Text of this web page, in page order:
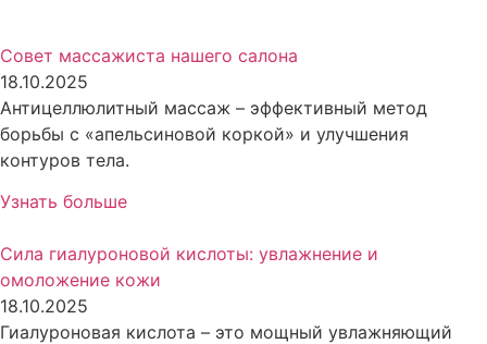
Совет массажиста нашего салона
18.10.2025
Антицеллюлитный массаж – эффективный метод
борьбы с «апельсиновой коркой» и улучшения
контуров тела.
Узнать больше
Сила гиалуроновой кислоты: увлажнение и
омоложение кожи
18.10.2025
Гиалуроновая кислота – это мощный увлажняющий